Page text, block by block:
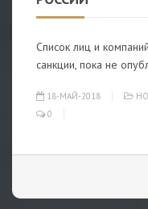
Список лиц и
санкции, пока не
18-МАЙ-2018
0